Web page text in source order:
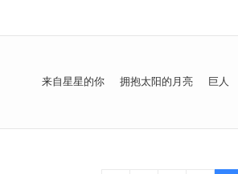
来自星星的你 拥抱太阳的月亮 巨人